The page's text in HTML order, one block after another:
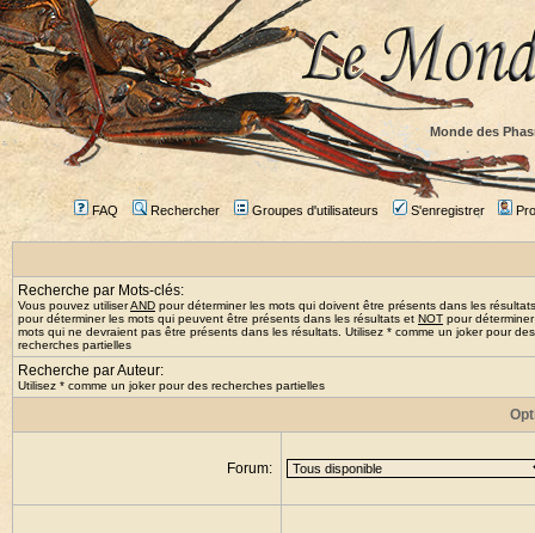
Monde des
FAQ Rechercher Groupes d'utilisateurs S'enregistrer
Recherche par Mots-clés:
Vous pouvez utiliserAND pour déterminer les mots qui doivent être présents dans les
pour déterminer les mots qui peuvent être présents dans les résultats et NOT pour
mots qui ne devraient pas être présents dans les résultats. Utilisez * comme un joker pour des
recherches partielles
Recherche par Auteur:
Utilisez * comme un joker pour des recherches partielles
Forum: